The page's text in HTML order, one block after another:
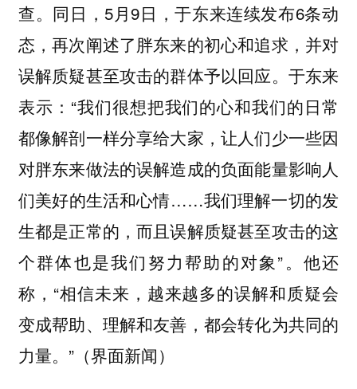
查。同日，5月9日，于东来连续发布6条动
态，再次阐述了胖东来的初心和追求，并对
误解质疑甚至攻击的群体予以回应。于东来
表示：“我们很想把我们的心和我们的日常
都像解剖一样分享给大家，让人们少一些因
对胖东来做法的误解造成的负面能量影响人
们美好的生活和心情……我们理解一切的发
生都是正常的，而且误解质疑甚至攻击的这
个群体也是我们努力帮助的对象”。他还
称，“相信未来，越来越多的误解和质疑会
变成帮助、理解和友善，都会转化为共同的
力量。”（界面新闻）